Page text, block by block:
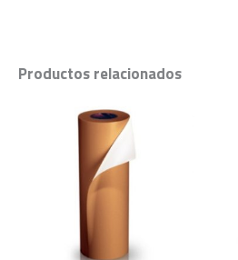
Productos relacionados